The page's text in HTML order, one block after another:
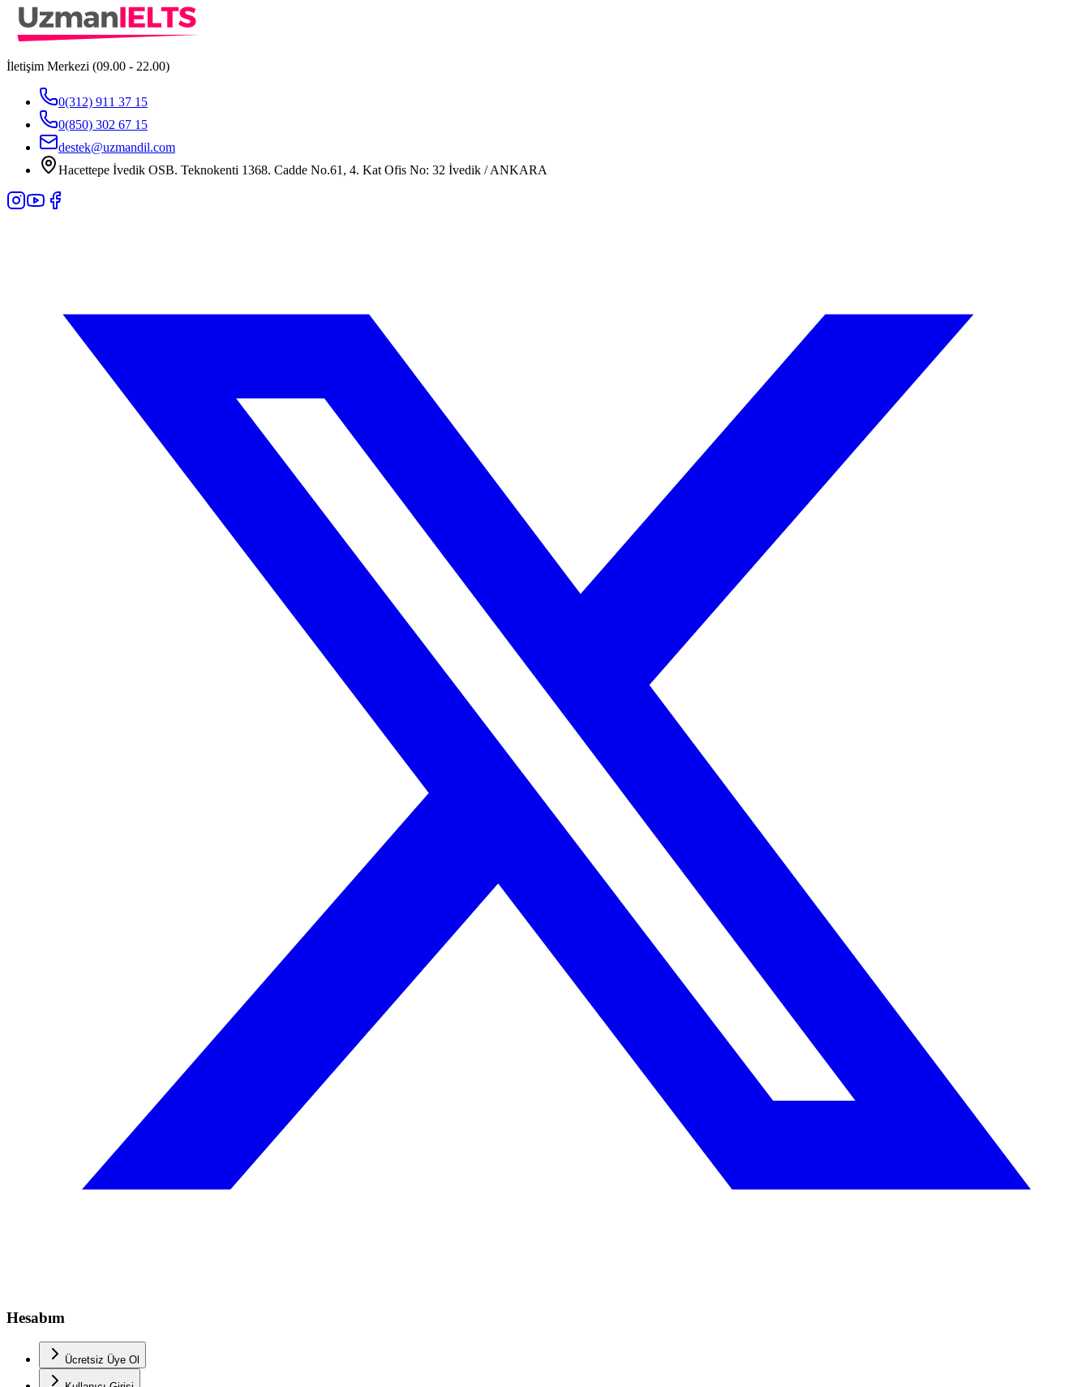
İletişim Merkezi (09.00 - 22.00)
0(312) 911 37 15
0(850) 302 67 15
destek@uzmandil.com
Hacettepe İvedik OSB. Teknokenti 1368. Cadde No.61, 4. Kat Ofis No: 32 İvedik / ANKARA
Hesabım
Ücretsiz Üye Ol